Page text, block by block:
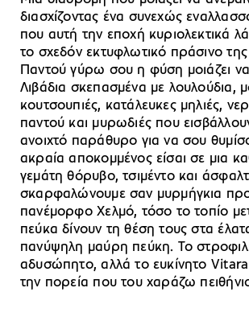
διασχίζοντας ένα συνεχώς
που αυτή την εποχή κυριολεκτικά
το σχεδόν εκτυφλωτικό πράσινο της
Παντού γύρω σου η φύση μοιάζει να
Λιβάδια σκεπασμένα με λουλούδια,
κουτσουπιές, κατάλευκες μηλιές,
παντού και μυρωδιές που
ανοιχτό παράθυρο για να σου
ακραία αποκομμένος είσαι σε μια
γεμάτη θόρυβο, τσιμέντο και
σκαρφαλώνουμε σαν μυρμήγκια
πανέμορφο Χελμό, τόσο το τοπίο
πεύκα δίνουν τη θέση τους στα
πανύψηλη μαύρη πεύκη. Το
αδυσώπητο, αλλά το ευκίνητο
την πορεία που του χαράζω